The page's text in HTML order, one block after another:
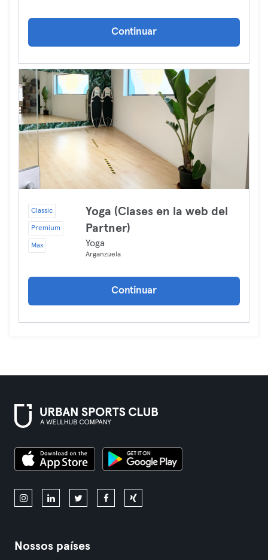
Continuar
Classic
Premium
Max
Yoga (Clases en la web del
Partner)
Yoga
Arganzuela
Continuar
Nossos países